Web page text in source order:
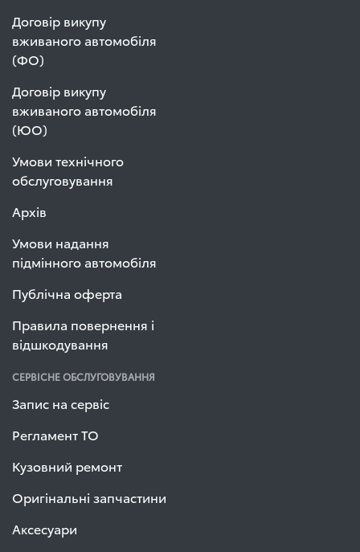
Договір викупу
вживаного автомобіля
(ФО)
Договір викупу
вживаного автомобіля
(ЮО)
Умови технічного
обслуговування
Архів
Умови надання
підмінного автомобіля
Публічна оферта
Правила повернення і
відшкодування
СЕРВІСНЕ ОБСЛУГОВУВАННЯ
Запис на сервіс
Регламент ТО
Кузовний ремонт
Оригінальні запчастини
Аксесуари